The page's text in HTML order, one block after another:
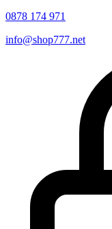
0878 174 971
info@shop777.net